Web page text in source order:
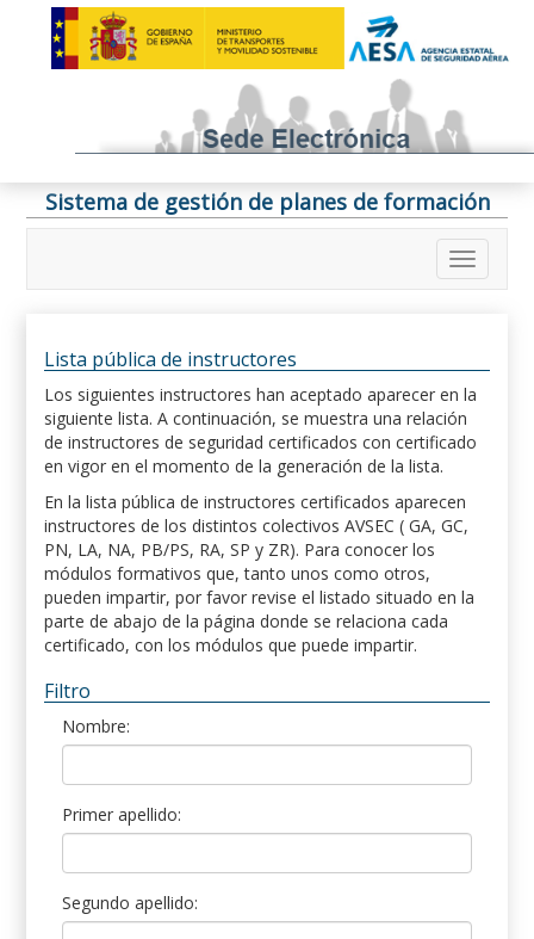
Sistema de gestión de planes de formación
Lista pública de instructores
Los siguientes instructores han aceptado aparecer en la
siguiente lista. A continuación, se muestra una relación
de instructores de seguridad certificados con certificado
en vigor en el momento de la generación de la lista.
En la lista pública de instructores certificados aparecen
instructores de los distintos colectivos AVSEC ( GA, GC,
PN, LA, NA, PB/PS, RA, SP y ZR). Para conocer los
módulos formativos que, tanto unos como otros,
pueden impartir, por favor revise el listado situado en la
parte de abajo de la página donde se relaciona cada
certificado, con los módulos que puede impartir.
Filtro
Nombre:
Primer apellido:
Segundo apellido: